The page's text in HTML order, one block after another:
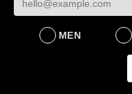
MEN